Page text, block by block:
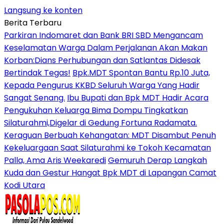
Langsung ke konten
Berita Terbaru
Parkiran Indomaret dan Bank BRI SBD Mengancam
Keselamatan Warga Dalam Perjalanan Akan Makan
Korban:Dians Perhubungan dan Satlantas Didesak
Bertindak Tegas! Bpk.MDT Spontan Bantu Rp.10 Juta,
Kepada Pengurus KKBD Seluruh Warga Yang Hadir
Sangat Senang. Ibu Bupati dan Bpk MDT Hadir Acara
Pengukuhan Keluarga Bima Dompu Tingkatkan
Silaturahmi,Digelar di Gedung Fortuna Radamata.
Keraguan Berbuah Kehangatan: MDT Disambut Penuh
Kekeluargaan Saat Silaturahmi ke Tokoh Kecamatan
Palla, Ama Aris WeekarediGemuruh Derap Langkah
Kuda dan Gestur Hangat Bpk MDT di Lapangan Camat
Kodi Utara